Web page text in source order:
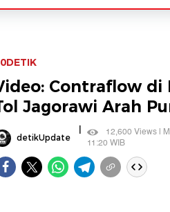
Contraflow di
Jagorawi Arah
detikUpdate |
12,600 Views |
11:20 WIB